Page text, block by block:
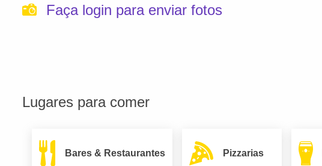
Faça login para enviar fotos
Lugares para comer
Bares & Restaurantes Pizzarias